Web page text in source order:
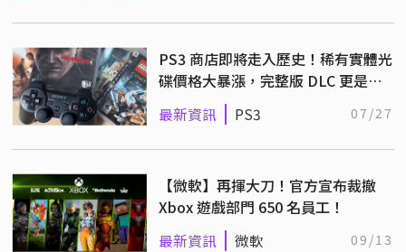
PS3 商店即將走入歷史！稀有實體光
碟價格大暴漲，完整版 DLC 更是一
碟難求！
最新資訊 PS3 07/27
【微軟】再揮大刀！官方宣布裁撤
Xbox 遊戲部門 650 名員工！
最新資訊 微軟 09/13